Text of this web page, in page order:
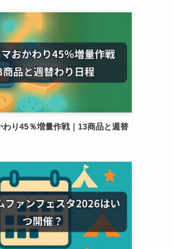
わり45％増量作戦｜13商品と週替